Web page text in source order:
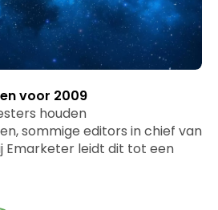
voor 2009
houden
sommige editors in chief van
Emarketer leidt dit tot een